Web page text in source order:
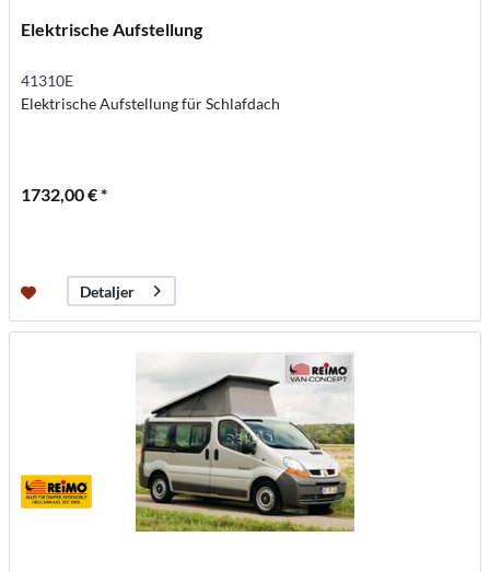
Elektrische Aufstellung
41310E
Elektrische Aufstellung für Schlafdach
1732,00 € *
Detaljer